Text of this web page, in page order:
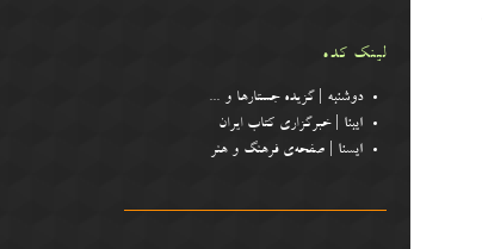
لینک کده
دوشنبه | گزیده جستارها و ...
ایبنا | خبرگزاری کتاب ایران
ایسنا | صفحه‌ی فرهنگ و هنر